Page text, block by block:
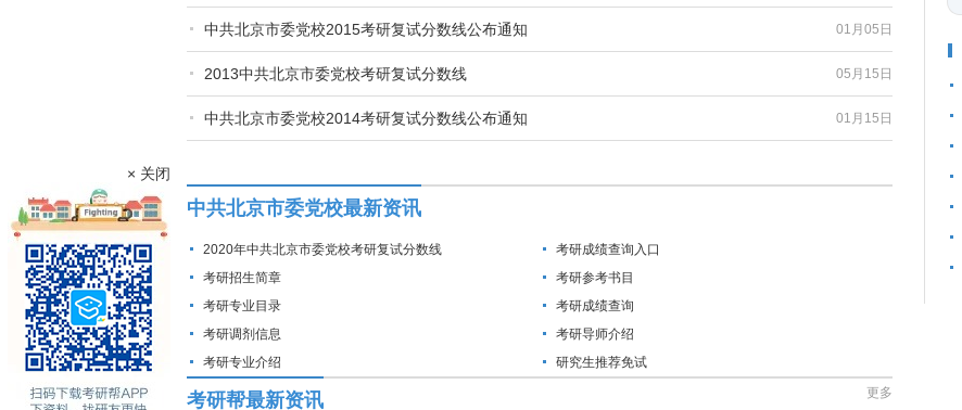
01月05日
中共北京市委党校2015考研复试分数线公布通知
05月15日
2013中共北京市委党校考研复试分数线
01月15日
中共北京市委党校2014考研复试分数线公布通知
中共北京市委党校最新资讯
2020年中共北京市委党校考研复试分数线
考研成绩查询入口
考研招生简章
考研参考书目
考研专业目录
考研成绩查询
考研调剂信息
考研导师介绍
考研专业介绍
研究生推荐免试
考研帮最新资讯 更多
× 关闭